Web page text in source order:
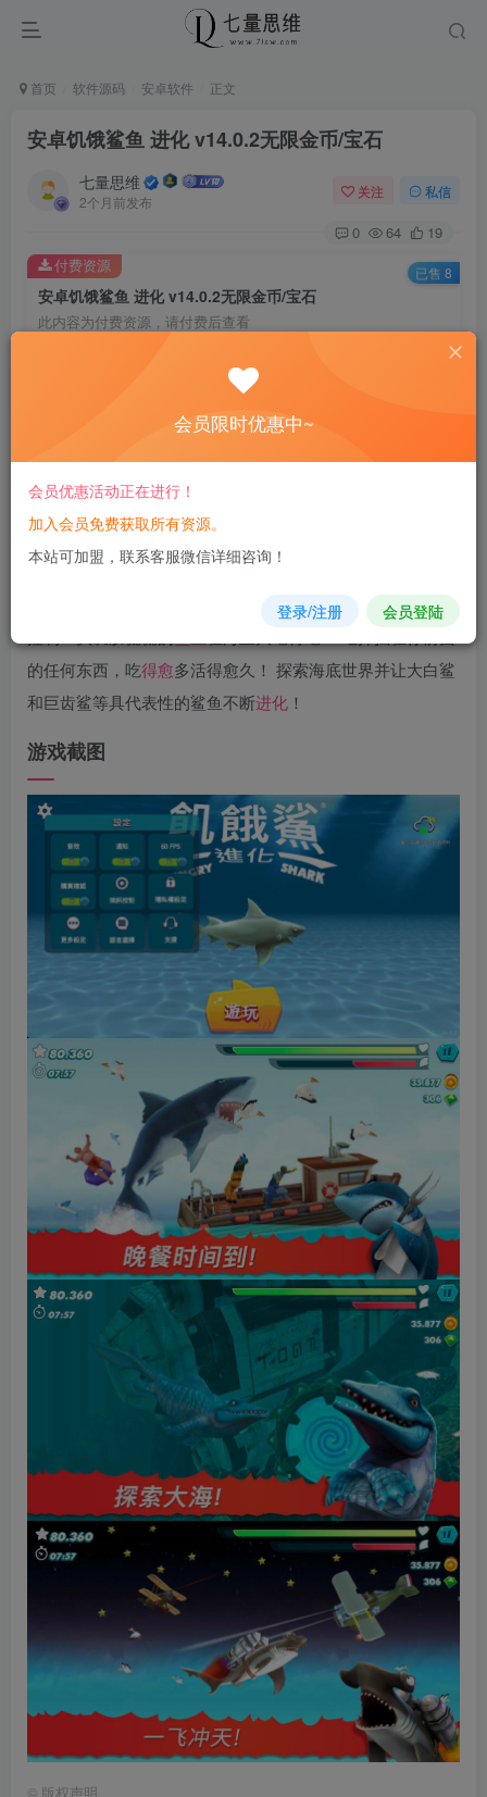
首页 软件源码 安卓软件 正文
安卓饥饿鲨鱼 进化 v14.0.2无限金币/宝石
七量思维
2个月前发布
关注 私信
0 64 19
安卓饥饿鲨鱼 进化 v14.0.2无限金币/宝石
此内容为付费资源，请付费后查看
6.6
您当前未登录！建议登陆后购买，可保存购买订单
付费资源 已售 8
的任何东西，吃得愈多活得愈久！ 探索海底世界并让大白鲨
和巨齿鲨等具代表性的鲨鱼不断进化 ！
游戏截图
© 版权声明
会员限时优惠中~
会员优惠活动正在进行！
加入会员免费获取所有资源。
本站可加盟，联系客服微信详细咨询！
登录/注册 会员登陆